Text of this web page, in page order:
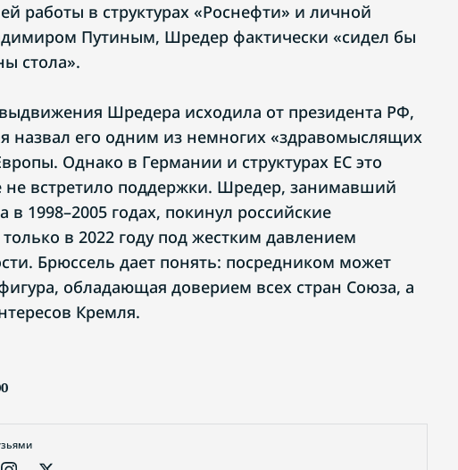
работы в структурах «Роснефти» и личной
Путиным, Шредер фактически «сидел бы
стола».
Шредера исходила от президента РФ,
назвал его одним из немногих «здравомыслящих
Однако в Германии и структурах ЕС это
не встретило поддержки. Шредер, занимавший
в 1998–2005 годах, покинул российские
в 2022 году под жестким давлением
Брюссель дает понять: посредником может
обладающая доверием всех стран Союза, а
Кремля.